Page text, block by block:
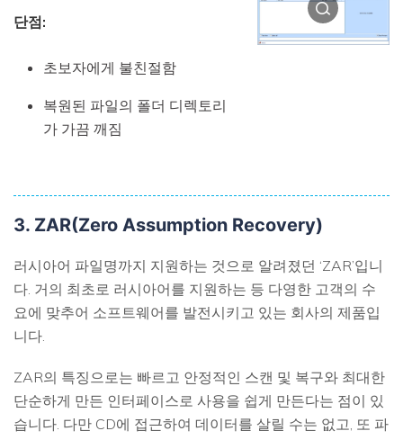
단점:
초보자에게 불친절함
복원된 파일의 폴더 디렉토리
가 가끔 깨짐
3. ZAR(Zero Assumption Recovery)
러시아어 파일명까지 지원하는 것으로 알려졌던 ‘ZAR’입니
다. 거의 최초로 러시아어를 지원하는 등 다영한 고객의 수
요에 맞추어 소프트웨어를 발전시키고 있는 회사의 제품입
니다.
ZAR의 특징으로는 빠르고 안정적인 스캔 및 복구와 최대한
단순하게 만든 인터페이스로 사용을 쉽게 만든다는 점이 있
습니다. 다만 CD에 접근하여 데이터를 살릴 수는 없고, 또 파